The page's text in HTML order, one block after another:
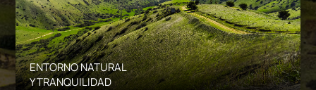
ENTORNO NATURAL
Y TRANQUILIDAD